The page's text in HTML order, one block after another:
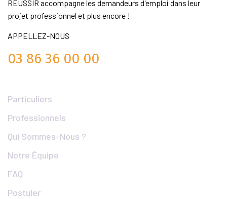
RÉUSSIR accompagne les demandeurs d'emploi dans leur
projet professionnel et plus encore !
APPELLEZ-NOUS
03 86 36 00 00
Particuliers
Professionnels
Qui Sommes-Nous ?
Notre Équipe
FAQ
Postuler